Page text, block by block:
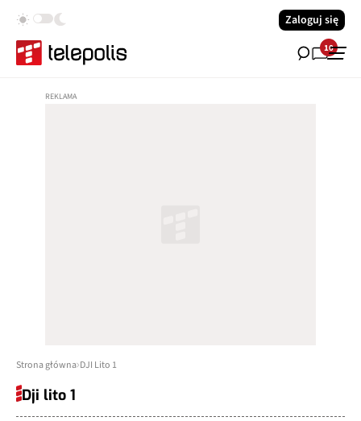
Zaloguj się
10
Strona główna DJI Lito 1
Dji lito 1